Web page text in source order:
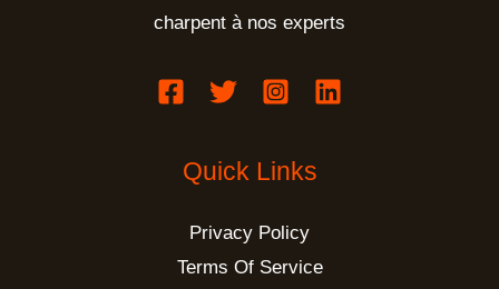
charpent à nos experts
Quick Links
Privacy Policy
Terms Of Service